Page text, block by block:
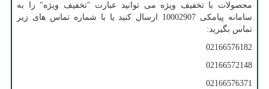
محصولات با تخفیف ویژه می توانید عبارت "تخفیف ویژه" را به
سامانه پیامکی 10002907 ارسال کنید یا با شماره تماس های زیر
تماس بگیرید:
02166576182
02166572148
02166576371